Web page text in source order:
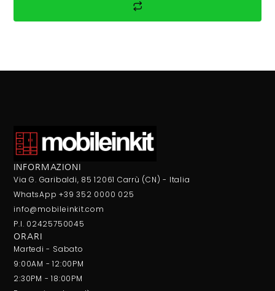
INFORMAZIONI
Via G. Garibaldi, 85 12061 Carrù (CN) - Italia
WhatsApp +39 352 0000 025
info@mobileinkit.com
P.I. 02425750045
ORARI
Martedi - Sabato
9:00AM - 12:00PM
2:30PM - 18:00PM